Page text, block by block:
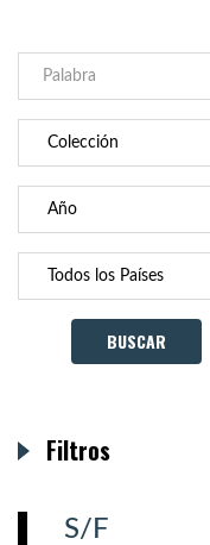
S/F
Filtros